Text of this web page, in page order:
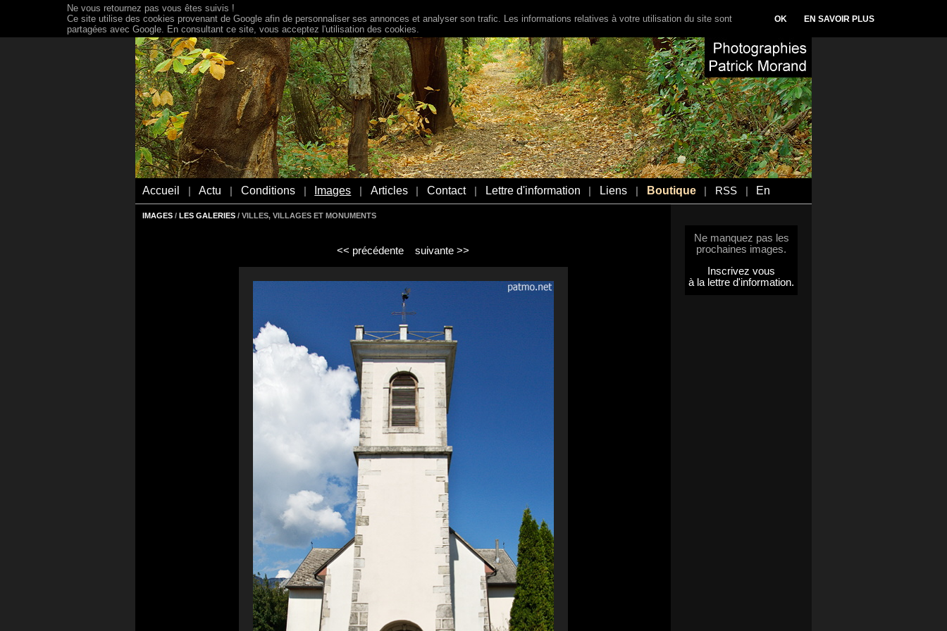
Accueil Actu Conditions Images Articles Contact Lettre d'information Liens Boutique RSS En
IMAGES / LES GALERIES / VILLES, VILLAGES ET MONUMENTS
<< précédente suivante >>
Ne manquez pas les
prochaines images.
Inscrivez vous
à la lettre d'information.
Ne vous retournez pas vous êtes suivis !
Ce site utilise des cookies provenant de Google afin de personnaliser ses annonces et analyser son trafic. Les informations relatives à votre utilisation du site sont
partagées avec Google. En consultant ce site, vous acceptez l'utilisation des cookies.
OK EN SAVOIR PLUS